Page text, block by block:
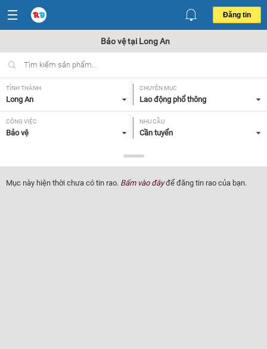
Đăng tin
Bảo vệ tại Long An
TỈNH THÀNH
Long An
CHUYÊN MỤC
Lao động phổ thông
CÔNG VIỆC
Bảo vệ
NHU CẦU
Cần tuyển
Tất cả
Mục này hiện thời chưa có tin rao. Bấm vào đâyđể đăng tin rao của bạn.